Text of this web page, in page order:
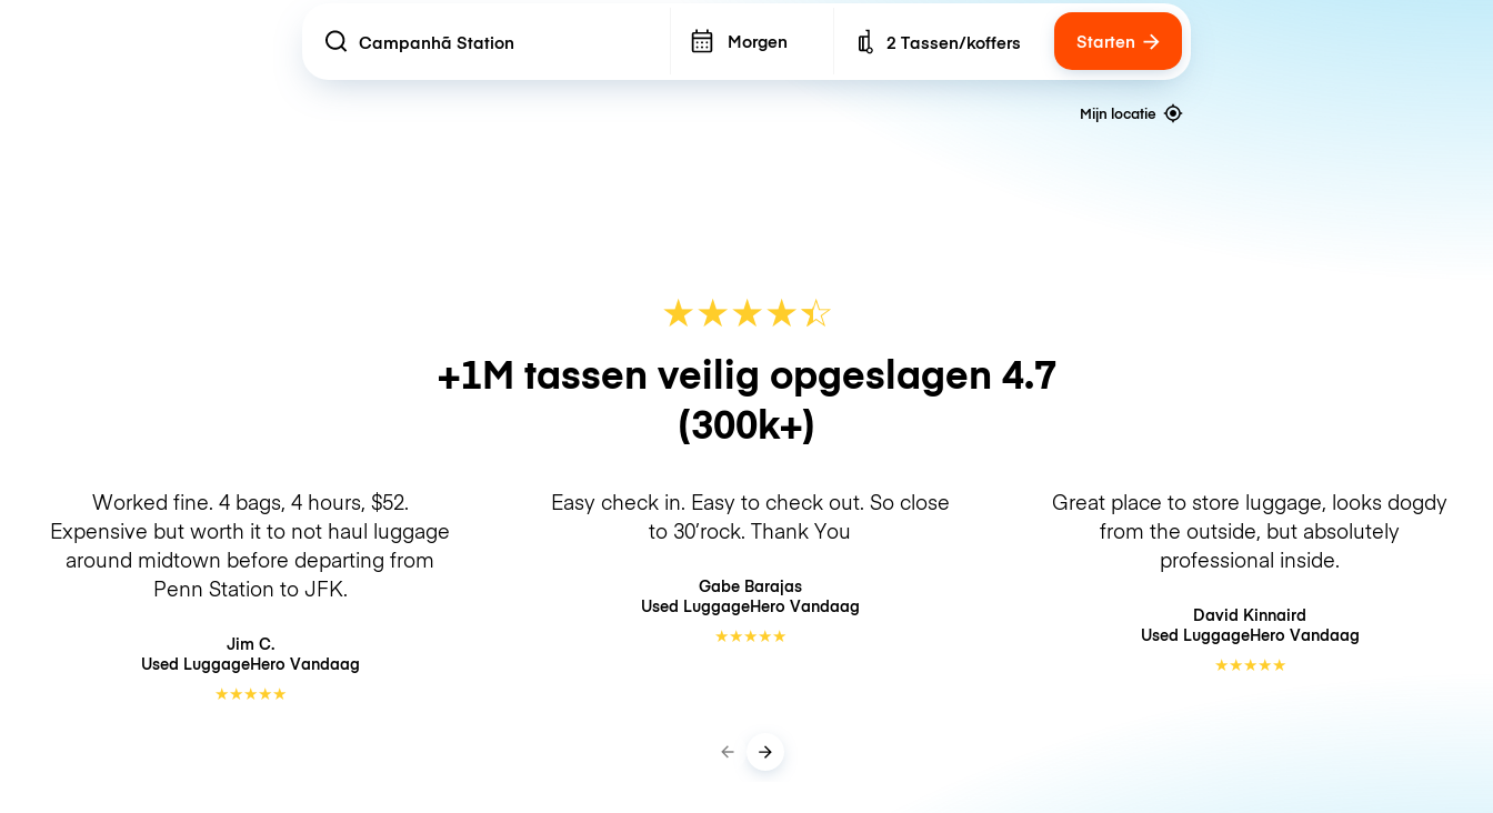
Location Morgen Number of bags
2 Tassen/koffers Starten
Mijn locatie
★★★★☆
★
+1M tassen veilig opgeslagen 4.7
(300k+)
Worked fine. 4 bags, 4 hours, $52.
Expensive but worth it to not haul luggage
around midtown before departing from
Penn Station to JFK.
Jim C.
Used LuggageHero Vandaag
★★★★★
Easy check in. Easy to check out. So close
to 30’rock. Thank You
Gabe Barajas
Used LuggageHero Vandaag
★★★★★
Great place to store luggage, looks dogdy
from the outside, but absolutely
professional inside.
David Kinnaird
Used LuggageHero Vandaag
★★★★★